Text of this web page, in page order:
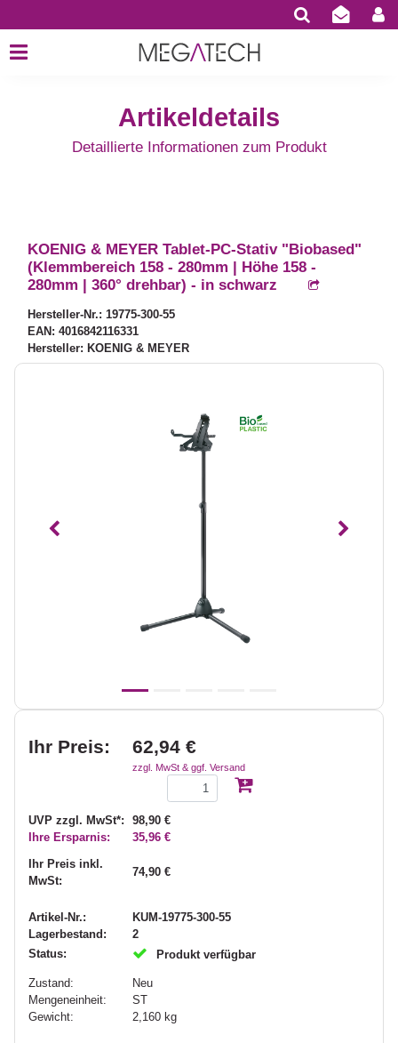
Artikeldetails
Detaillierte Informationen zum Produkt
KOENIG & MEYER Tablet-PC-Stativ "Biobased"
(Klemmbereich 158 - 280mm | Höhe 158 -
280mm | 360° drehbar) - in schwarz
Hersteller-Nr.: 19775-300-55
EAN: 4016842116331
Hersteller: KOENIG & MEYER
Vorheriges
Ihr Preis: 62,94 €
zzgl. MwSt & ggf. Versand
UVP zzgl. MwSt*:
98,90 €
Ihre Ersparnis:
35,96 €
Ihr Preis inkl.
MwSt:
74,90 €
Artikel-Nr.:
KUM-19775-300-55
Lagerbestand:
2
Status:
Produkt verfügbar
Zustand:
Neu
Mengeneinheit:
ST
Gewicht:
2,160 kg